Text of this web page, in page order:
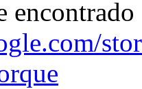
encontrado